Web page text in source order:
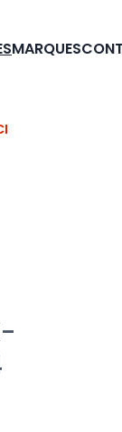
MARQUES